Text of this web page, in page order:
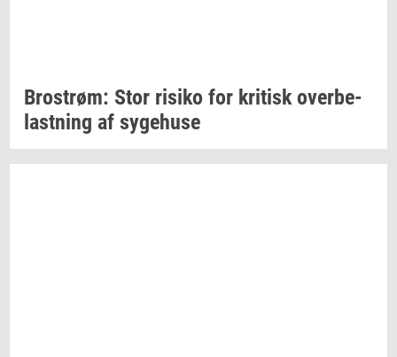
Bro­strøm: Stor ri­si­ko for kri­tisk over­be­
last­ning af sy­ge­hu­se